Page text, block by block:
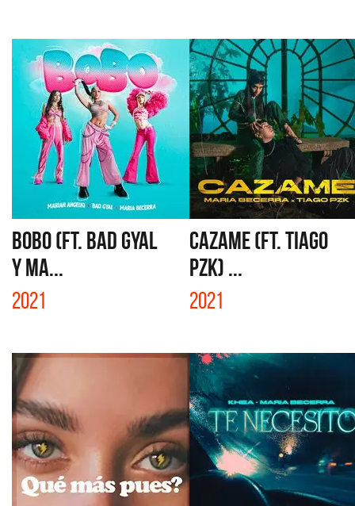
BOBO (FT. BAD GYAL
Y MA...
2021
CAZAME (FT. TIAGO
PZK) ...
2021